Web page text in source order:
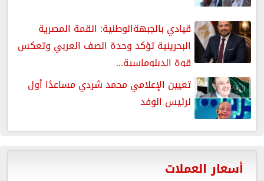
قيادي بالجبهةالوطنية: القمة المصرية
البحرينية تؤكد وحدة الصف العربي وتعكس
قوة الدبلوماسية...
تعيين الإعلامي محمد شردي مساعدًا أول
لرئيس الوفد
أسعار العملات